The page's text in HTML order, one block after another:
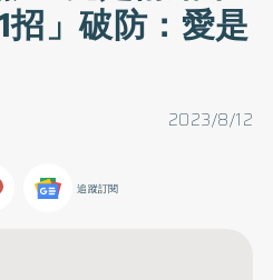
」破防：愛是
2023/8/12
追蹤訂閱